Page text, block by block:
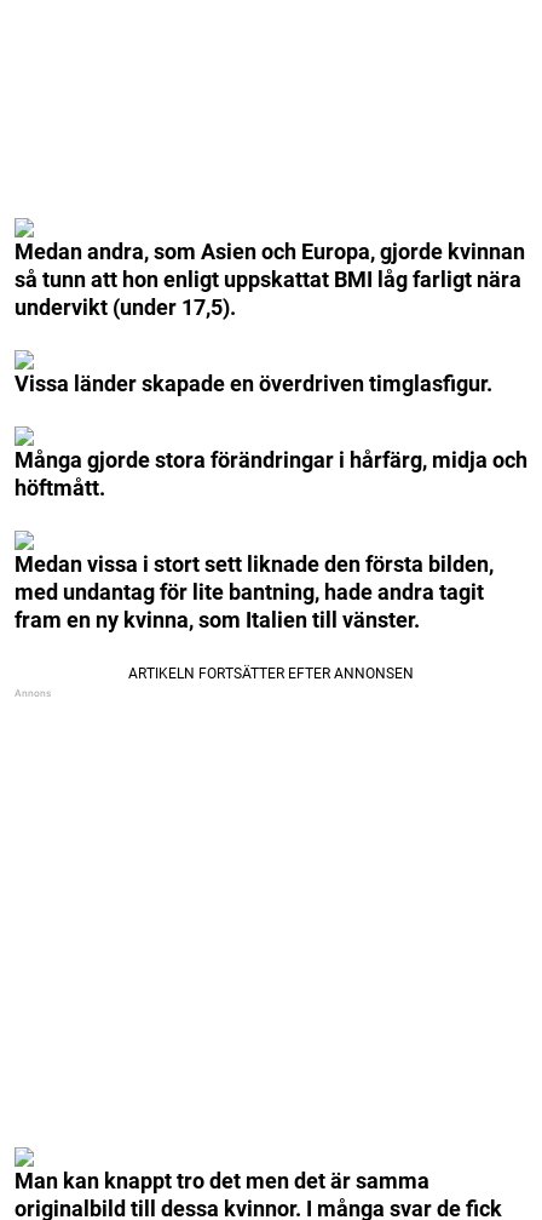
Medan andra, som Asien och Europa, gjorde kvinnan
så tunn att hon enligt uppskattat BMI låg farligt nära
undervikt (under 17,5).
Vissa länder skapade en överdriven timglasfigur.
Många gjorde stora förändringar i hårfärg, midja och
höftmått.
Medan vissa i stort sett liknade den första bilden,
med undantag för lite bantning, hade andra tagit
fram en ny kvinna, som Italien till vänster.
Man kan knappt tro det men det är samma
originalbild till dessa kvinnor. I många svar de fick